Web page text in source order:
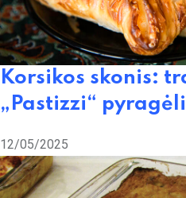
Korsikos skonis:
„Pastizzi“
12/05/2025